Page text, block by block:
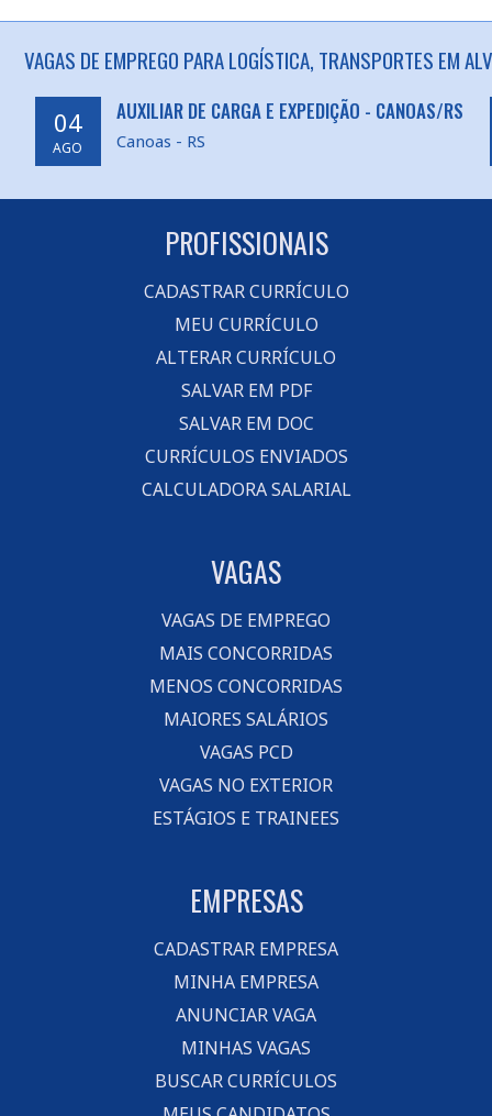
VAGAS DE EMPREGO PARA LOGÍSTICA, TRANSPORTES EM
04
AGO
AUXILIAR DE CARGA E EXPEDIÇÃO - CANOAS/RS
Canoas - RS
PROFISSIONAIS
CADASTRAR CURRÍCULO
MEU CURRÍCULO
ALTERAR CURRÍCULO
SALVAR EM PDF
SALVAR EM DOC
CURRÍCULOS ENVIADOS
CALCULADORA SALARIAL
VAGAS
VAGAS DE EMPREGO
MAIS CONCORRIDAS
MENOS CONCORRIDAS
MAIORES SALÁRIOS
VAGAS PCD
VAGAS NO EXTERIOR
ESTÁGIOS E TRAINEES
EMPRESAS
CADASTRAR EMPRESA
MINHA EMPRESA
ANUNCIAR VAGA
MINHAS VAGAS
BUSCAR CURRÍCULOS